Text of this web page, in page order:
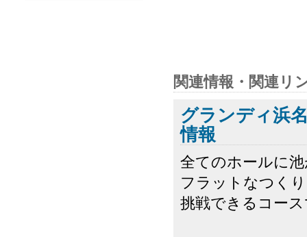
関連情報・関連リ
グランディ浜
情報
全てのホールに
フラットなつく
挑戦できるコー